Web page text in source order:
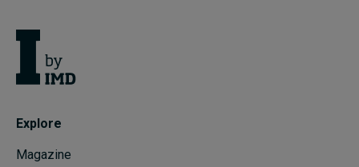
Explore
Magazine